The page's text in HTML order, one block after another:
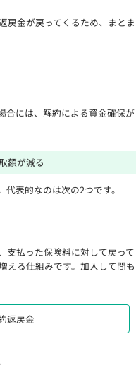
戻金が戻ってくるため、まとま
合には、解約による資金確保が
額が減る
表的なのは次の2つです。
支払った保険料に対して戻って
える仕組みです。加入して間も
返戻金